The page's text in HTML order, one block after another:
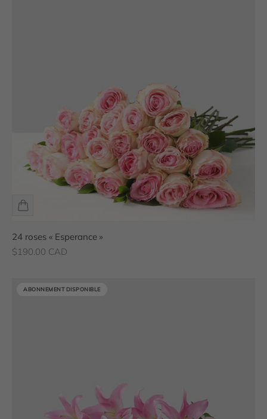
24 roses « Esperance »
Prix de vente
$190.00 CAD
ABONNEMENT DISPONIBLE
ABONNEMENT DISPONIBLE